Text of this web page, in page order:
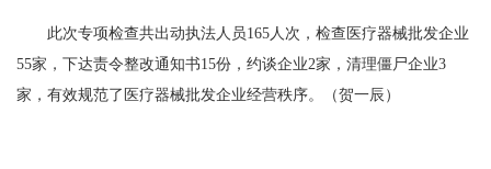
此次专项检查共出动执法人员165人次，检查医疗器械批发企业
55家，下达责令整改通知书15份，约谈企业2家，清理僵尸企业3
家，有效规范了医疗器械批发企业经营秩序。（贺一辰）